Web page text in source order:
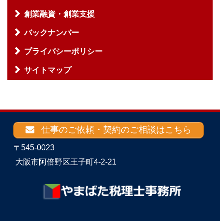
創業融資・創業支援
バックナンバー
プライバシーポリシー
サイトマップ
仕事のご依頼・契約のご相談はこちら
〒545-0023
大阪市阿倍野区王子町4-2-21